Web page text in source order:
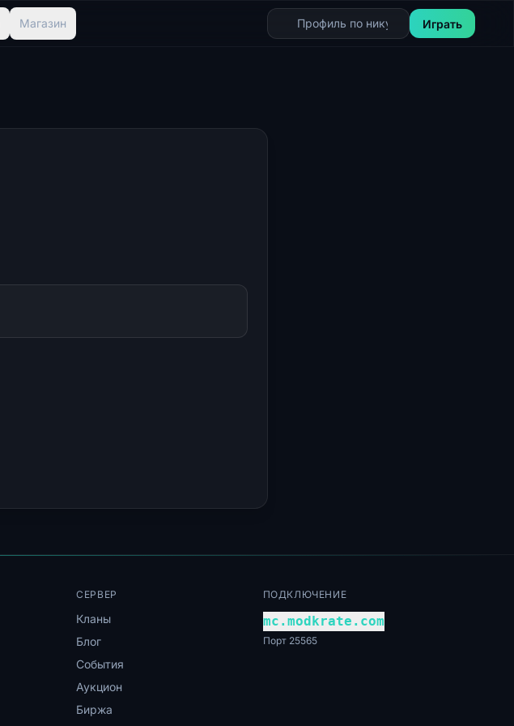
Магазин Играть
СЕРВЕР
Кланы
Блог
События
Аукцион
Биржа
ПОДКЛЮЧЕНИЕ
mc.modkrate.com
Порт 25565